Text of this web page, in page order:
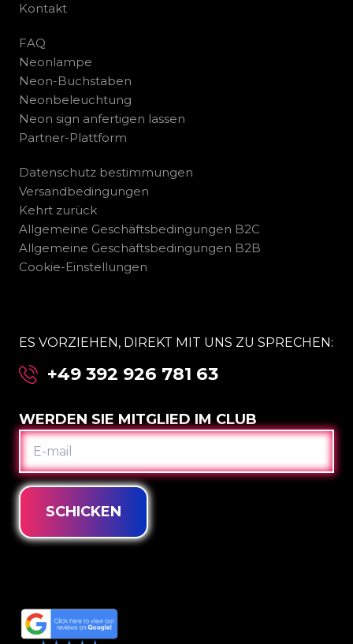
Kontakt
FAQ
Neonlampe
Neon-Buchstaben
Neonbeleuchtung
Neon sign anfertigen lassen
Partner-Plattform
Datenschutz bestimmungen
Versandbedingungen
Kehrt zurück
Allgemeine Geschäftsbedingungen B2C
Allgemeine Geschäftsbedingungen B2B
Cookie-Einstellungen
ES VORZIEHEN, DIREKT MIT UNS ZU SPRECHEN:
+49 392 926 781 63
WERDEN SIE MITGLIED IM CLUB
E-
MAIL
SCHICKEN